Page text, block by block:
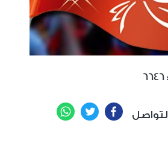
6646
Facebook
Twitter